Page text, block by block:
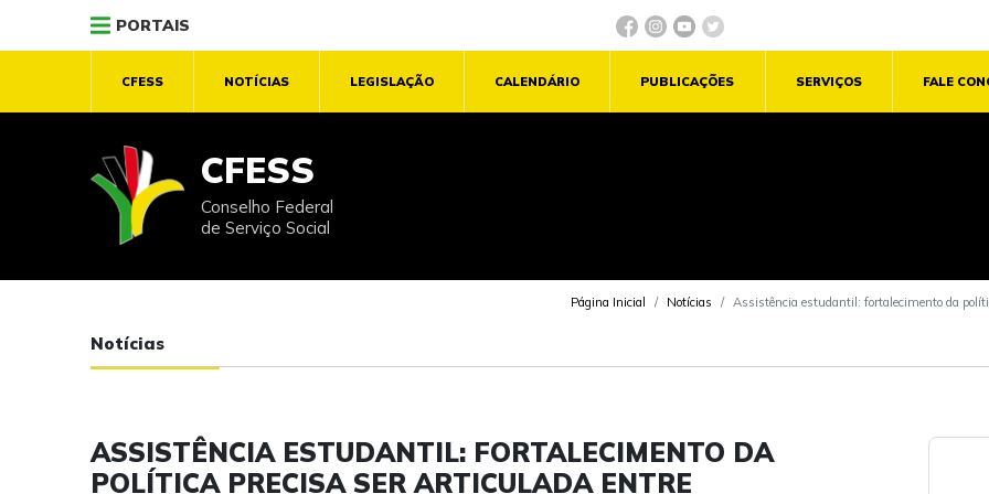
PORTAIS
CFESS NOTÍCIAS LEGISLAÇÃO CALENDÁRIO PUBLICAÇÕES SERVIÇOS FALE
CFESS
Conselho Federal
de Serviço Social
Página Inicial Notícias Assistência estudantil: fortalecimento da
Notícias
ASSISTÊNCIA ESTUDANTIL: FORTALECIMENTO DA
POLÍTICA PRECISA SER ARTICULADA ENTRE